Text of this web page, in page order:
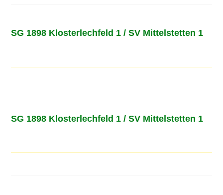
SG 1898 Klosterlechfeld 1 / SV Mittelstetten 1
SG 1898 Klosterlechfeld 1 / SV Mittelstetten 1